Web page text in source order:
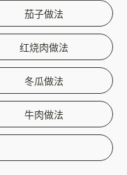
茄子做法
红烧肉做法
冬瓜做法
牛肉做法